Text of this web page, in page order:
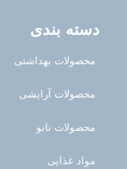
دسته بندی
محصولات بهداشتی
محصولات آرایشی
محصولات نانو
مواد غذایی